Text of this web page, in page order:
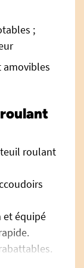
;
amovibles
roulant
et équipé
les